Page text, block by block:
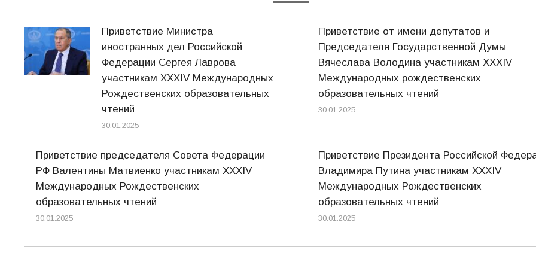
Приветствие Министра
иностранных дел Российской
Федерации Сергея Лаврова
участникам XXXIV Международных
Рождественских образовательных
чтений
30.01.2025
Приветствие от имени депутатов и
Председателя Государственной Думы
Вячеслава Володина участникам XXXIV
Международных рождественских
образовательных чтений
30.01.2025
Приветствие председателя Совета Федерации
РФ Валентины Матвиенко участникам XXXIV
Международных Рождественских
образовательных чтений
30.01.2025
Приветствие Президента Российской
Владимира Путина участникам XXXIV
Международных Рождественских
образовательных чтений
30.01.2025